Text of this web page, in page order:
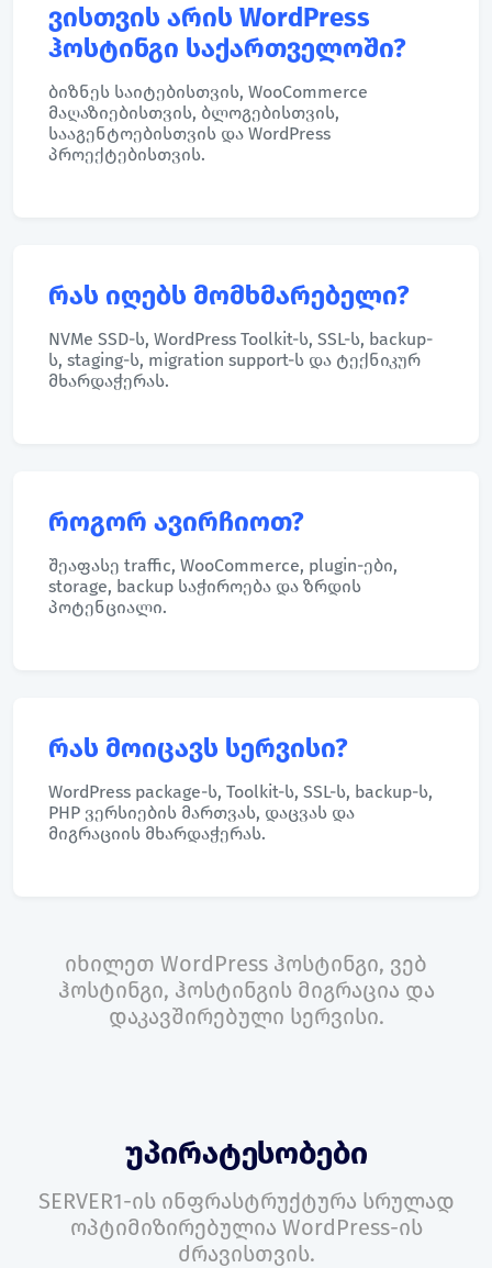
ვისთვის არის WordPress
ჰოსტინგი საქართველოში?
ბიზნეს საიტებისთვის, WooCommerce
მაღაზიებისთვის, ბლოგებისთვის,
სააგენტოებისთვის და WordPress
პროექტებისთვის.
რას იღებს მომხმარებელი?
NVMe SSD-ს, WordPress Toolkit-ს, SSL-ს, backup-
ს, staging-ს, migration support-ს და ტექნიკურ
მხარდაჭერას.
როგორ ავირჩიოთ?
შეაფასე traffic, WooCommerce, plugin-ები,
storage, backup საჭიროება და ზრდის
პოტენციალი.
რას მოიცავს სერვისი?
WordPress package-ს, Toolkit-ს, SSL-ს, backup-ს,
PHP ვერსიების მართვას, დაცვას და
მიგრაციის მხარდაჭერას.
იხილეთ WordPress ჰოსტინგი, ვებ
ჰოსტინგი, ჰოსტინგის მიგრაცია და
დაკავშირებული სერვისი.
უპირატესობები
SERVER1-ის ინფრასტრუქტურა სრულად
ოპტიმიზირებულია WordPress-ის
ძრავისთვის.